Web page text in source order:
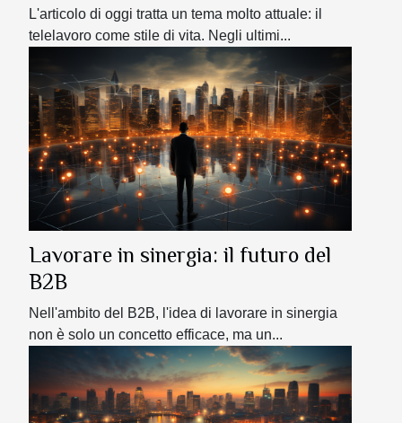
L'articolo di oggi tratta un tema molto attuale: il
telelavoro come stile di vita. Negli ultimi...
Lavorare in sinergia: il futuro del
B2B
Nell'ambito del B2B, l'idea di lavorare in sinergia
non è solo un concetto efficace, ma un...